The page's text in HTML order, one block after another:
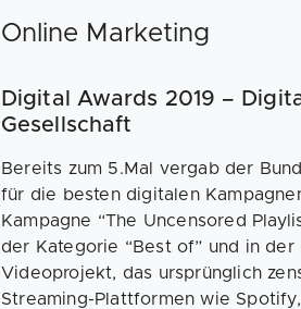
Online Marketing
Digital Awards 2019 –
Gesellschaft
Bereits zum 5.Mal vergab der
für die besten digitalen
Kampagne “The Uncensored
der Kategorie “Best of” und in der
Videoprojekt, das ursprünglich
Streaming-Plattformen wie